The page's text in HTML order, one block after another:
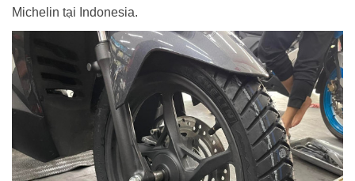
Michelin tại Indonesia.